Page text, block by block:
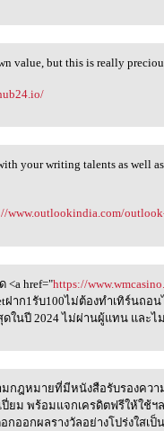
own value,
value, but this is really
with
your writing talents as well
www.outlookindia.com/
จำกัด <a href=
<a href="https://
ฝาก1รับ100ไม่ต้องทำเทิร์นถ
ในปี 2024 ไม่ผ่านผู้แทน และ
ต้องตามกฎหมายที
มกฎหมายที่มีหนังสือรับรองคว
ปี่ยม พร้อมแจกเครดิตฟรีให้ใช้
กออกผลรางวัลอย่างโปร่งใสเป็